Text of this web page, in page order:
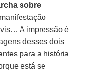
sobre
A impressão é
desses dois
para a história
está se